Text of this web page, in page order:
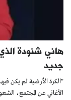
هاني شنودة
جديد
"الكرة الأرضية لم يكن
الأغاني عن المجتمع،